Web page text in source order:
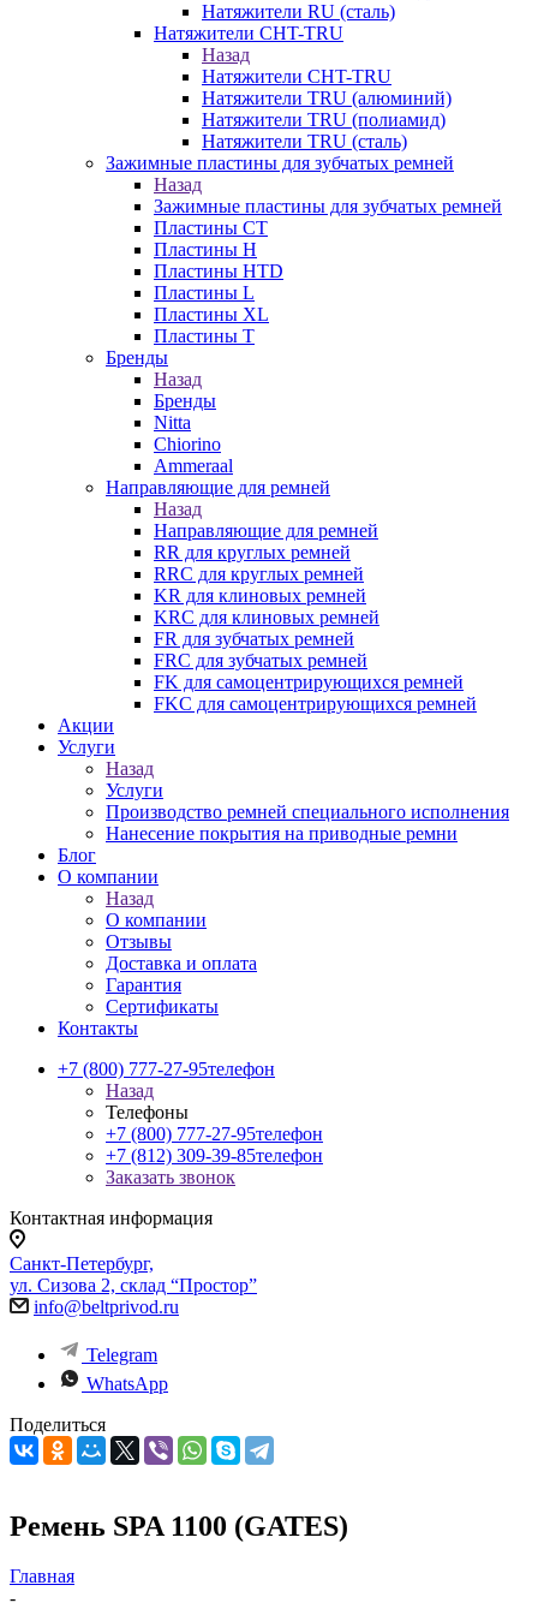
Натяжители RU (сталь)
Натяжители CHT-TRU
Назад
Натяжители CHT-TRU
Натяжители TRU (алюминий)
Натяжители TRU (полиамид)
Натяжители TRU (сталь)
Зажимные пластины для зубчатых ремней
Назад
Зажимные пластины для зубчатых ремней
Пластины CT
Пластины H
Пластины HTD
Пластины L
Пластины XL
Пластины T
Бренды
Назад
Бренды
Nitta
Chiorino
Ammeraal
Направляющие для ремней
Назад
Направляющие для ремней
RR для круглых ремней
RRC для круглых ремней
KR для клиновых ремней
KRC для клиновых ремней
FR для зубчатых ремней
FRC для зубчатых ремней
FK для самоцентрирующихся ремней
FKC для самоцентрирующихся ремней
Акции
Услуги
Назад
Услуги
Производство ремней специального исполнения
Нанесение покрытия на приводные ремни
Блог
О компании
Назад
О компании
Отзывы
Доставка и оплата
Гарантия
Сертификаты
Контакты
+7 (800) 777-27-95телефон
Назад
Телефоны
+7 (800) 777-27-95телефон
+7 (812) 309-39-85телефон
Заказать звонок
Контактная информация
Санкт-Петербург,
ул. Сизова 2, склад “Простор”
info@beltprivod.ru
Telegram
WhatsApp
Поделиться
Ремень SPA 1100 (GATES)
Главная
-